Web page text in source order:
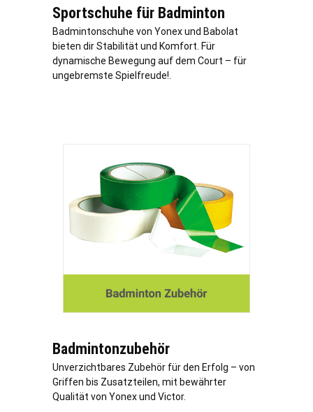
Sportschuhe für Badminton
Badmintonschuhe von Yonex und Babolat
bieten dir Stabilität und Komfort. Für
dynamische Bewegung auf dem Court – für
ungebremste Spielfreude!.
Badmintonzubehör
Unverzichtbares Zubehör für den Erfolg – von
Griffen bis Zusatzteilen, mit bewährter
Qualität von Yonex und Victor.